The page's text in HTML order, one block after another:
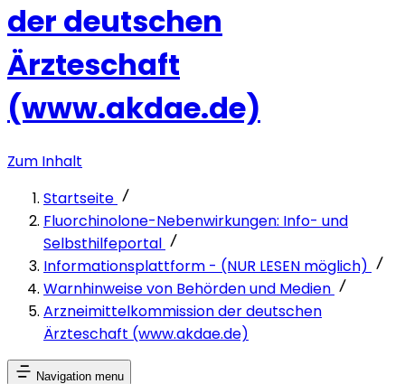
der deutschen
Ärzteschaft
(www.akdae.de)
Zum Inhalt
Startseite
Fluorchinolone-Nebenwirkungen: Info- und
Selbsthilfeportal
Informationsplattform - (NUR LESEN möglich)
Warnhinweise von Behörden und Medien
Arzneimittelkommission der deutschen
Ärzteschaft (www.akdae.de)
Navigation menu